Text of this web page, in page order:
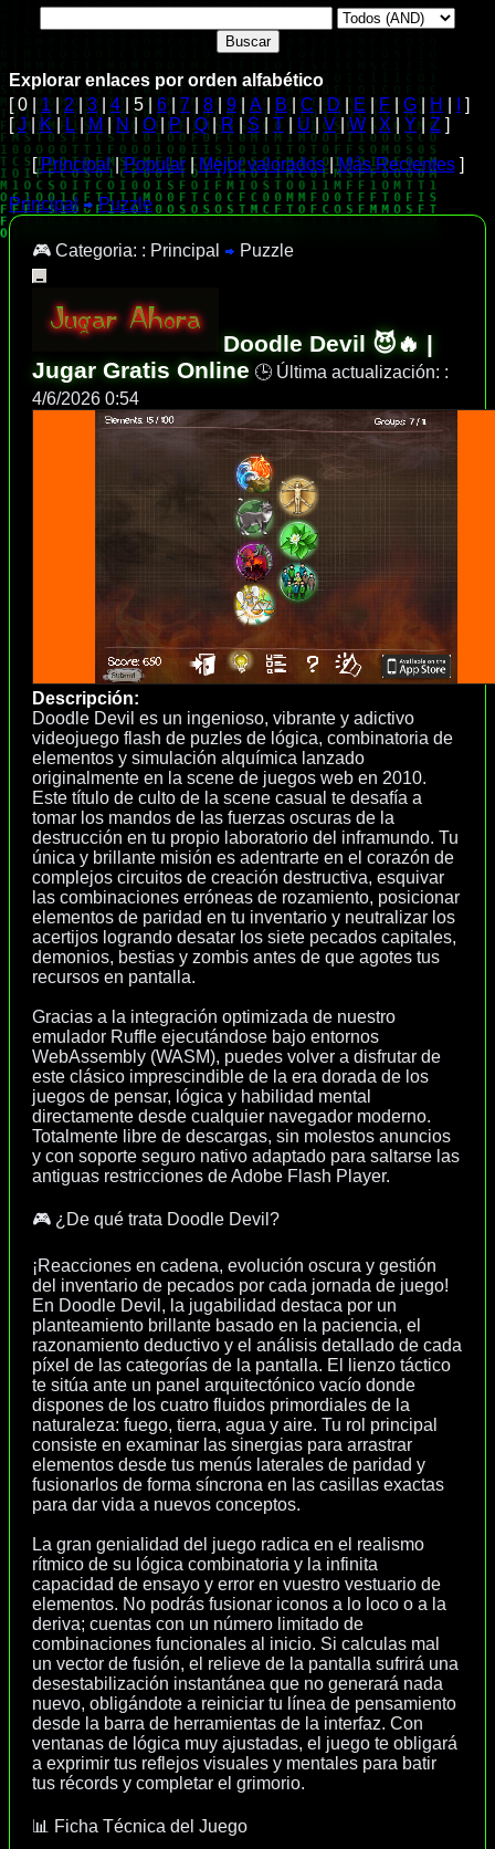
Explorar enlaces por orden alfabético
[ 0 | 1 2 3 4 | 5 | 6 7 8 9 A B C D E F G H
]
[J|K|L|M | N | O|P|Q|R | S | T U| V|W | X | Y| Z ]
[Principal|Popular| Mejor valorados|Más Recientes]
Principal Puzzle
🎮 Categoria: : Principal Puzzle
Doodle Devil 😈🔥 |
Jugar Gratis Online 🕒 Última actualización: :
4/6/2026 0:54
Descripción:
Doodle Devil es un ingenioso, vibrante y adictivo
videojuego flash de puzles de lógica, combinatoria de
elementos y simulación alquímica lanzado
originalmente en la scene de juegos web en 2010.
Este título de culto de la scene casual te desafía a
tomar los mandos de las fuerzas oscuras de la
destrucción en tu propio laboratorio del inframundo. Tu
única y brillante misión es adentrarte en el corazón de
complejos circuitos de creación destructiva, esquivar
las combinaciones erróneas de rozamiento, posicionar
elementos de paridad en tu inventario y neutralizar los
acertijos logrando desatar los siete pecados capitales,
demonios, bestias y zombis antes de que agotes tus
recursos en pantalla.
Gracias a la integración optimizada de nuestro
emulador Ruffle ejecutándose bajo entornos
WebAssembly (WASM), puedes volver a disfrutar de
este clásico imprescindible de la era dorada de los
juegos de pensar, lógica y habilidad mental
directamente desde cualquier navegador moderno.
Totalmente libre de descargas, sin molestos anuncios
y con soporte seguro nativo adaptado para saltarse las
antiguas restricciones de Adobe Flash Player.
🎮 ¿De qué trata Doodle Devil?
¡Reacciones en cadena, evolución oscura y gestión
del inventario de pecados por cada jornada de juego!
En Doodle Devil, la jugabilidad destaca por un
planteamiento brillante basado en la paciencia, el
razonamiento deductivo y el análisis detallado de cada
píxel de las categorías de la pantalla. El lienzo táctico
te sitúa ante un panel arquitectónico vacío donde
dispones de los cuatro fluidos primordiales de la
naturaleza: fuego, tierra, agua y aire. Tu rol principal
consiste en examinar las sinergias para arrastrar
elementos desde tus menús laterales de paridad y
fusionarlos de forma síncrona en las casillas exactas
para dar vida a nuevos conceptos.
La gran genialidad del juego radica en el realismo
rítmico de su lógica combinatoria y la infinita
capacidad de ensayo y error en vuestro vestuario de
elementos. No podrás fusionar iconos a lo loco o a la
deriva; cuentas con un número limitado de
combinaciones funcionales al inicio. Si calculas mal
un vector de fusión, el relieve de la pantalla sufrirá una
desestabilización instantánea que no generará nada
nuevo, obligándote a reiniciar tu línea de pensamiento
desde la barra de herramientas de la interfaz. Con
ventanas de lógica muy ajustadas, el juego te obligará
a exprimir tus reflejos visuales y mentales para batir
tus récords y completar el grimorio.
📊 Ficha Técnica del Juego